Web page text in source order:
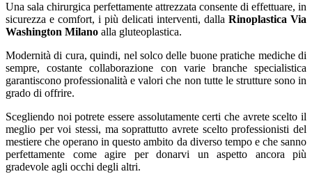
Una sala chirurgica perfettamente attrezzata consente di effettuare, in
sicurezza e comfort, i più delicati interventi, dalla Rinoplastica Via
Washington Milano alla gluteoplastica.
Modernità di cura, quindi, nel solco delle buone pratiche mediche di
sempre, costante collaborazione con varie branche specialistica
garantiscono professionalità e valori che non tutte le strutture sono in
grado di offrire.
Scegliendo noi potrete essere assolutamente certi che avrete scelto il
meglio per voi stessi, ma soprattutto avrete scelto professionisti del
mestiere che operano in questo ambito da diverso tempo e che sanno
perfettamente come agire per donarvi un aspetto ancora più
gradevole agli occhi degli altri.